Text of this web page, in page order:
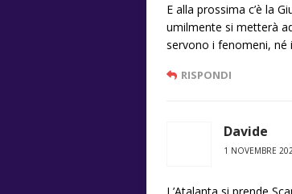
E alla prossima c’è la
umilmente si metterà
servono i fenomeni, né
RISPONDI
Davide
1 NOVEMBRE
L’Atalanta si prende